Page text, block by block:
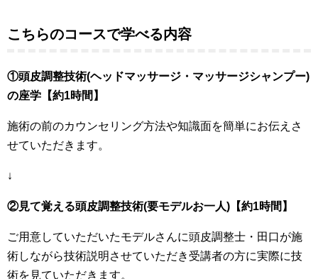
こちらのコースで学べる内容
①頭皮調整技術(ヘッドマッサージ・マッサージシャンプー)
の座学【約1時間】
施術の前のカウンセリング方法や知識面を簡単にお伝えさ
せていただきます。
↓
②見て覚える頭皮調整技術(要モデルお一人)【約1時間】
ご用意していただいたモデルさんに頭皮調整士・田口が施
術しながら技術説明させていただき受講者の方に実際に技
術を見ていただきます。